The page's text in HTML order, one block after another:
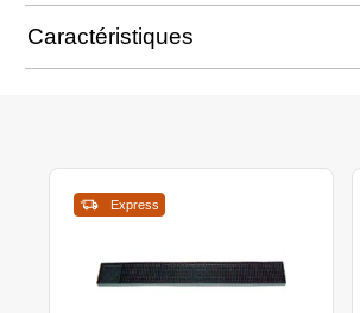
Caractéristiques
Express